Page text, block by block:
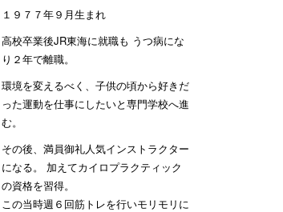
１９７７年９月生まれ
高校卒業後JR東海に就職も うつ病にな
り２年で離職。
環境を変えるべく、子供の頃から好きだ
った運動を仕事にしたいと専門学校へ進
む。
その後、満員御礼人気インストラクター
になる。 加えてカイロプラクティック
の資格を習得。
この当時週６回筋トレを行いモリモリに